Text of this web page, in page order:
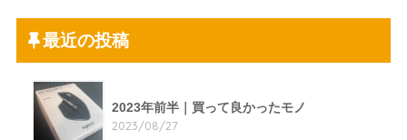
最近の投稿
2023年前半｜買って良かったモノ
2023/08/27